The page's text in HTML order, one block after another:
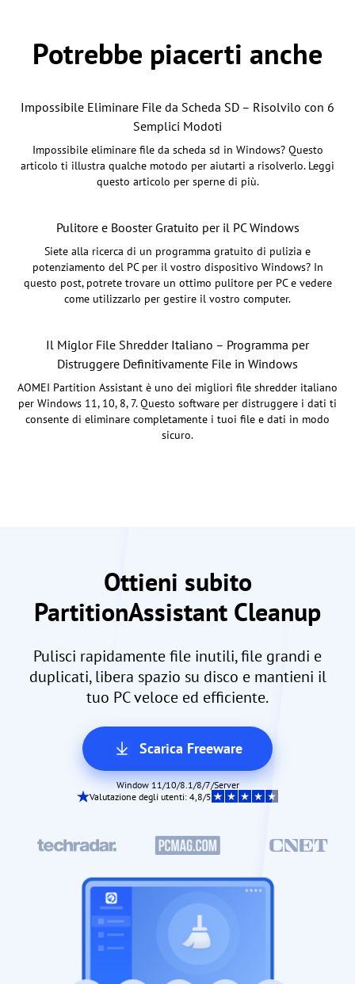
Potrebbe piacerti anche
Impossibile Eliminare File da Scheda SD – Risolvilo con 6
Semplici Modoti
Impossibile eliminare file da scheda sd in Windows? Questo
articolo ti illustra qualche motodo per aiutarti a risolverlo. Leggi
questo articolo per sperne di più.
Pulitore e Booster Gratuito per il PC Windows
Siete alla ricerca di un programma gratuito di pulizia e
potenziamento del PC per il vostro dispositivo Windows? In
questo post, potrete trovare un ottimo pulitore per PC e vedere
come utilizzarlo per gestire il vostro computer.
Il Miglor File Shredder Italiano – Programma per
Distruggere Definitivamente File in Windows
AOMEI Partition Assistant è uno dei migliori file shredder italiano
per Windows 11, 10, 8, 7. Questo software per distruggere i dati ti
consente di eliminare completamente i tuoi file e dati in modo
sicuro.
Ottieni subito
PartitionAssistant Cleanup
Pulisci rapidamente file inutili, file grandi e
duplicati, libera spazio su disco e mantieni il
tuo PC veloce ed efficiente.
Scarica Freeware
Window 11/10/8.1/8/7/Server
Valutazione degli utenti: 4,8/5